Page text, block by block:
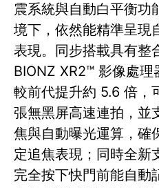
震系統與自動白平衡功
境下，依然能精準呈現
表現。同步搭載具有整
BIONZ XR2™ 影像處
較前代提升約 5.6 倍，
張無黑屏高速連拍，並
焦與自動曝光運算，確
定追焦表現；同時全新
完全按下快門前能自動